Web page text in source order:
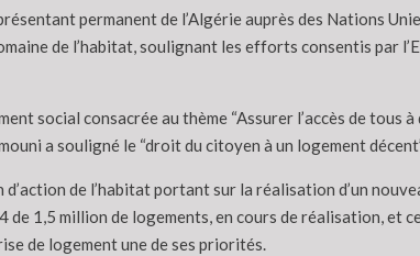
permanent de l’Algérie auprès des Nations
de l’habitat, soulignant les efforts consentis par
social consacrée au thème “Assurer l’accès de tous
a souligné le “droit du citoyen à un logement
de l’habitat portant sur la réalisation d’un
1,5 million de logements, en cours de réalisation, et
de logement une de ses priorités.